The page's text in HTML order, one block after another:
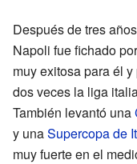
Después de tres
Napoli fue fichado
muy exitosa para él
dos veces la liga
También levantó una
y unaSupercopa de
muy fuerte en el